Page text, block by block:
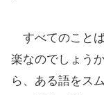
すべてのこと
楽なのでしょう
ら、ある語をス